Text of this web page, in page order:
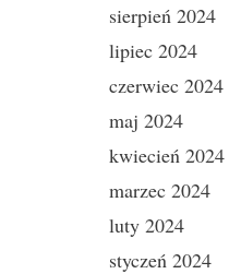
sierpień 2024
lipiec 2024
czerwiec 2024
maj 2024
kwiecień 2024
marzec 2024
luty 2024
styczeń 2024